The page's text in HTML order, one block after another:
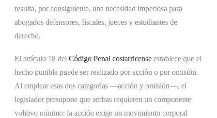
Distinción entre actos reflejos puros y
reacciones impulsivas
Estados de inconsciencia
Inconsciencia total versus inconsciencia
parcial
Supuestos reconocidos por la doctrina
resulta, por consiguiente, una necesidad imperiosa para
abogados defensores, fiscales, jueces y estudiantes de
derecho.
El artículo 18 del Código Penal costarricense establece que el
hecho punible puede ser realizado por acción o por omisión.
Al emplear esas dos categorías —acción y omisión—, el
legislador presupone que ambas requieren un componente
volitivo mínimo: la acción exige un movimiento corporal